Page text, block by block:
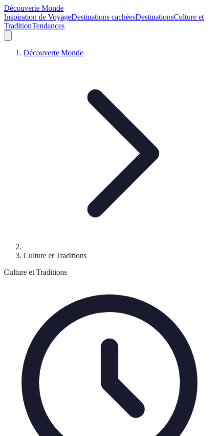
Découverte Monde
Inspiration de VoyageDestinations cachéesDestinationsCulture et
TraditionTendances
Découverte Monde
Culture et Traditions
Culture et Traditions